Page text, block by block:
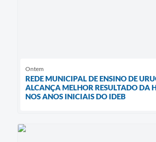
Ontem
REDE MUNICIPAL DE ENSINO DE
ALCANÇA MELHOR RESULTADO DA
NOS ANOS INICIAIS DO IDEB